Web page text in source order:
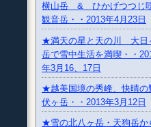
横山岳 & ひかげつつじ
観音岳・・2013年4月23日
★満天の星と天の川 大日
岳で雪中生活を満喫・・
年3月16、17日
★越美国境の秀峰、快晴の
伏ヶ岳・・2013年3月12日
★雪の北八ヶ岳・天狗岳か